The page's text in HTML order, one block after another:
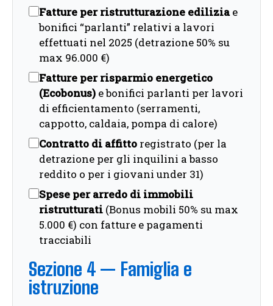
Fatture per ristrutturazione ediliziae
bonifici “parlanti” relativi a lavori
effettuati nel 2025 (detrazione 50% su
max 96.000 €)
Fatture per risparmio energetico
(Ecobonus) e bonifici parlanti per lavori
di efficientamento (serramenti,
cappotto, caldaia, pompa di calore)
Contratto di affitto registrato (per la
detrazione per gli inquilini a basso
reddito o per i giovani under 31)
Spese per arredo di immobili
ristrutturati (Bonus mobili 50% su max
5.000 €) con fatture e pagamenti
tracciabili
Sezione 4 — Famiglia e
istruzione